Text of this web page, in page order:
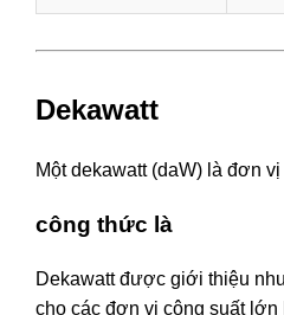
Dekawatt
Một dekawatt (daW) là đơn
công thức là
Dekawatt được giới thiệu
cho các đơn vị công suất